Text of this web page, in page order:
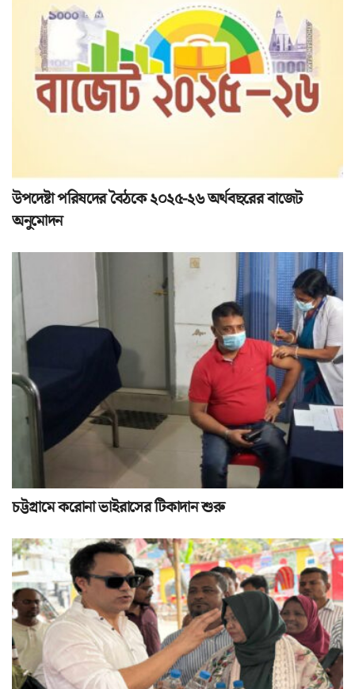
উপদেষ্টা পরিষদের বৈঠকে ২০২৫-২৬ অর্থবছরের বাজেট
অনুমোদন
চট্টগ্রামে করোনা ভাইরাসের টিকাদান শুরু